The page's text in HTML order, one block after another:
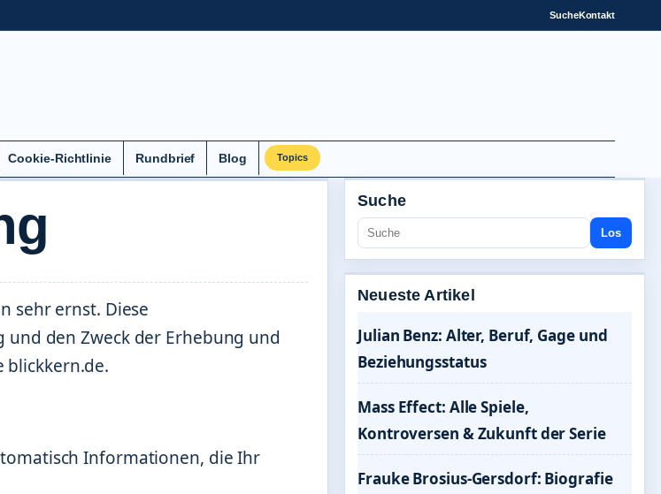
SucheKontakt
Cookie-Richtlinie Rundbrief Blog Topics
sehr ernst. Diese
den Zweck der Erhebung und
blickkern.de.
Informationen, die Ihr
Suche
Los
Neueste Artikel
Julian Benz: Alter, Beruf, Gage und
Beziehungsstatus
Mass Effect: Alle Spiele,
Kontroversen & Zukunft der Serie
Frauke Brosius-Gersdorf: Biografie